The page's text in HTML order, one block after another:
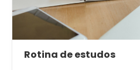
Rotina de estudos